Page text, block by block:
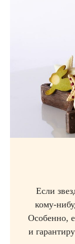
Если
кому-
Особенно,
и